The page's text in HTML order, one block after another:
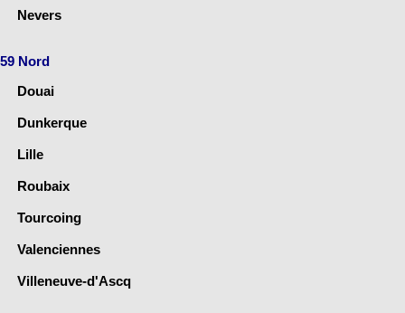
Nevers
59 Nord
Douai
Dunkerque
Lille
Roubaix
Tourcoing
Valenciennes
Villeneuve-d'Ascq